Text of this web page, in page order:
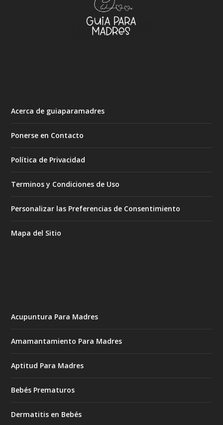
Acerca de guiaparamadres
Ponerse en Contacto
Política de Privacidad
Terminos y Condiciones de Uso
Personalizar las Preferencias de Consentimiento
Mapa del Sitio
Acupuntura Para Madres
Amamantamiento Para Madres
Aptitud Para Madres
Bebés Prematuros
Dermatitis en Bebés